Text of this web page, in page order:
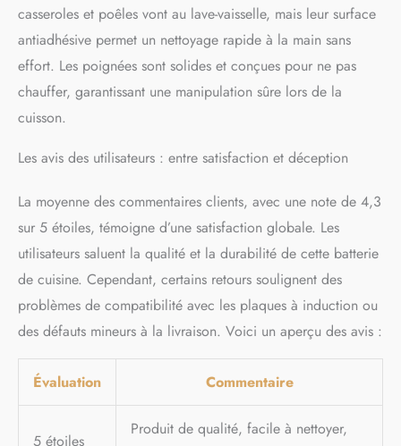
casseroles et poêles vont au lave-vaisselle, mais leur surface
antiadhésive permet un nettoyage rapide à la main sans
effort. Les poignées sont solides et conçues pour ne pas
chauffer, garantissant une manipulation sûre lors de la
cuisson.
Les avis des utilisateurs : entre satisfaction et déception
La moyenne des commentaires clients, avec une note de 4,3
sur 5 étoiles, témoigne d’une satisfaction globale. Les
utilisateurs saluent la qualité et la durabilité de cette batterie
de cuisine. Cependant, certains retours soulignent des
problèmes de compatibilité avec les plaques à induction ou
des défauts mineurs à la livraison. Voici un aperçu des avis :
Évaluation Commentaire
5 étoiles
Produit de qualité, facile à nettoyer,